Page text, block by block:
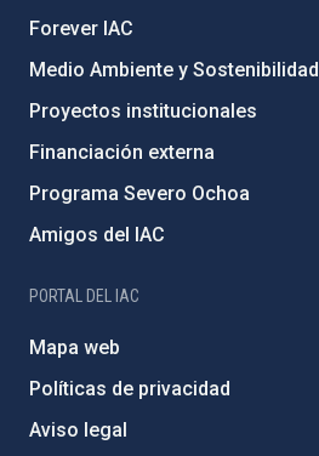
Forever IAC
Medio Ambiente y Sostenibilidad
Proyectos institucionales
Financiación externa
Programa Severo Ochoa
Amigos del IAC
PORTAL DEL IAC
Mapa web
Políticas de privacidad
Aviso legal